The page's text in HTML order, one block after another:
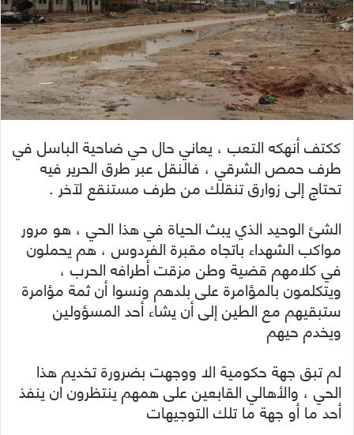
ككتف أنهكه التعب ، يعاني حال حي ضاحية الباسل في
طرف حمص الشرقي ، فالنقل عبر طرق الحرير فيه
تحتاج إلى زوارق تنقلك من طرف مستنقع لآخر .
الشئ الوحيد الذي يبث الحياة في هذا الحي ، هو مرور
مواكب الشهداء باتجاه مقبرة الفردوس ، هم يحملون
في كلامهم قضية وطن مزقت أطرافه الحرب ،
ويتكلمون بالمؤامرة على بلدهم ونسوا أن ثمة مؤامرة
ستبقيهم مع الطين إلى أن يشاء أحد المسؤولين
ويخدم حيهم
لم تبق جهة حكومية الا ووجهت بضرورة تخديم هذا
الحي ، والأهالي القابعين على همهم ينتظرون ان ينفذ
أحد ما أو جهة ما تلك التوجيهات